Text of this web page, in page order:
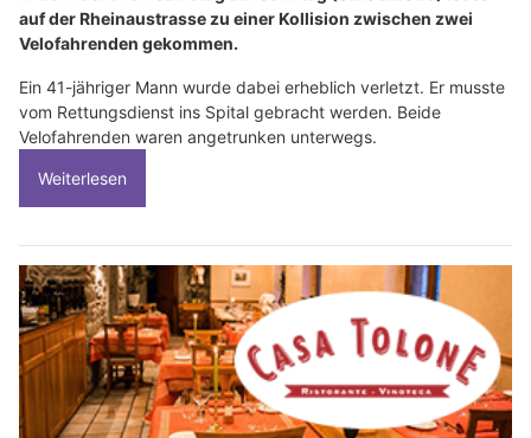
auf der Rheinaustrasse zu einer Kollision zwischen zwei
Velofahrenden gekommen.
Ein 41-jähriger Mann wurde dabei erheblich verletzt. Er musste
vom Rettungsdienst ins Spital gebracht werden. Beide
Velofahrenden waren angetrunken unterwegs.
Weiterlesen